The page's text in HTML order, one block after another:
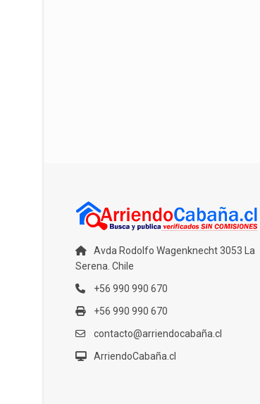
Avda Rodolfo Wagenknecht 3053 La
Serena. Chile
+56 990 990 670
+56 990 990 670
contacto@arriendocabaña.cl
ArriendoCabaña.cl